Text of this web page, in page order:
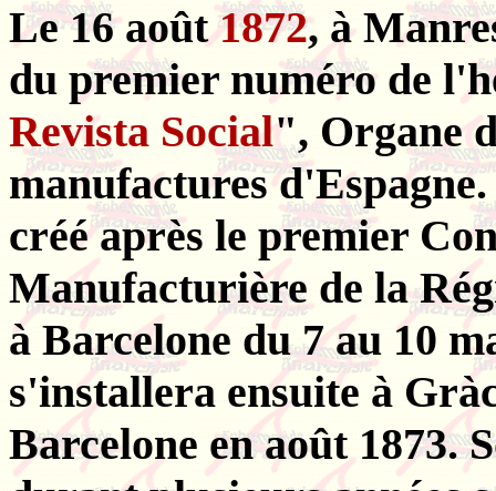
Le 16 août1872, à
du premier numéro de
Revista Social", Organe
manufactures
créé après le premier
Manufacturière de la
à Barcelone du 7 au 10
s'installera ensuite à
Barcelone en août 1873.